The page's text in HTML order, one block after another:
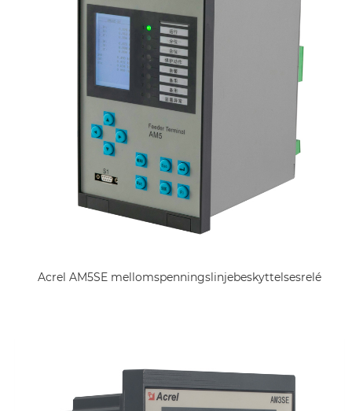
Acrel AM5SE mellomspenningslinjebeskyttelsesrelé